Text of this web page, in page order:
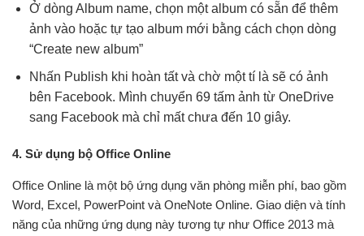
Ở dòng Album name, chọn một album có sẵn để thêm
ảnh vào hoặc tự tạo album mới bằng cách chọn dòng
“Create new album”
Nhấn Publish khi hoàn tất và chờ một tí là sẽ có ảnh
bên Facebook. Mình chuyển 69 tấm ảnh từ OneDrive
sang Facebook mà chỉ mất chưa đến 10 giây.
4. Sử dụng bộ Office Online
Office Online là một bộ ứng dụng văn phòng miễn phí, bao gồm
Word, Excel, PowerPoint và OneNote Online. Giao diện và tính
năng của những ứng dụng này tương tự như Office 2013 mà